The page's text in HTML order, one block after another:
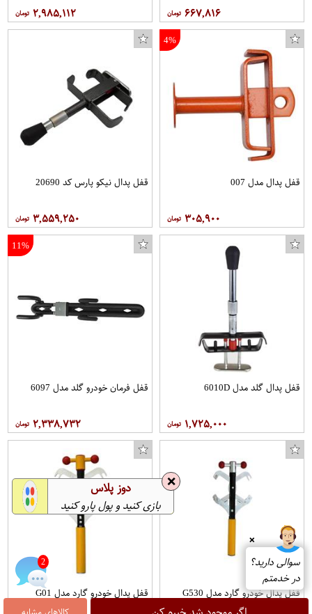
۶۶۷,۸۱۶ ۲,۹۸۵,۱۱۲
4%
قفل پدال مدل 007
۳۰۵,۹۰۰
قفل پدال نیکو پارس کد 20690
۳,۵۵۹,۲۵۰
قفل پدال گلد مدل 6010D
۱,۷۲۵,۰۰۰
11%
قفل فرمان خودرو گلد مدل 6097
۲,۳۳۸,۷۳۲
قفل پدال خودرو گارد مدل G530 قفل پدال خودرو گارد مدل G01
❌
سوالی دارید؟
در خدمتم
2
❌ دوز پلاس
بازی کنید و پول پارو کنید